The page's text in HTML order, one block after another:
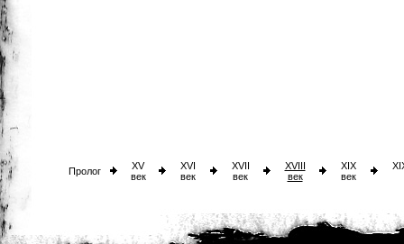
Пролог
XV
век
XVI
век
XVII
век
XVIII
век
XIX
век